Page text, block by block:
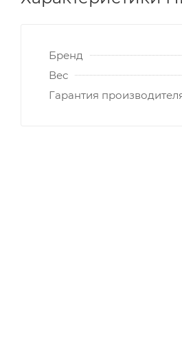
Бренд
Вес
Гарантия